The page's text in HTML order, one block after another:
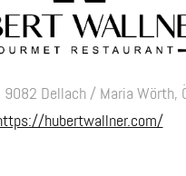
9082 Dellach / Maria Wörth,
hubertwallner.com/